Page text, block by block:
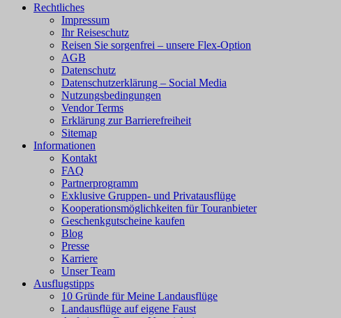
Rechtliches
Impressum
Ihr Reiseschutz
Reisen Sie sorgenfrei – unsere Flex-Option
AGB
Datenschutz
Datenschutzerklärung – Social Media
Nutzungsbedingungen
Vendor Terms
Erklärung zur Barrierefreiheit
Sitemap
Informationen
Kontakt
FAQ
Partnerprogramm
Exklusive Gruppen- und Privatausflüge
Kooperationsmöglichkeiten für Touranbieter
Geschenkgutscheine kaufen
Blog
Presse
Karriere
Unser Team
Ausflugstipps
10 Gründe für Meine Landausflüge
Landausflüge auf eigene Faust